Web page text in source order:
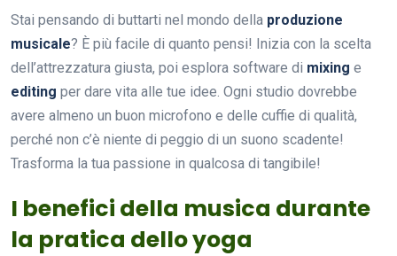
Stai pensando di buttarti nel mondo della produzione
musicale? È più facile di quanto pensi! Inizia con la scelta
dell’attrezzatura giusta, poi esplora software di mixing e
editing per dare vita alle tue idee. Ogni studio dovrebbe
avere almeno un buon microfono e delle cuffie di qualità,
perché non c’è niente di peggio di un suono scadente!
Trasforma la tua passione in qualcosa di tangibile!
I benefici della musica durante
la pratica dello yoga